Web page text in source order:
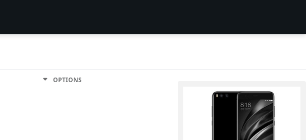
OPTIONS